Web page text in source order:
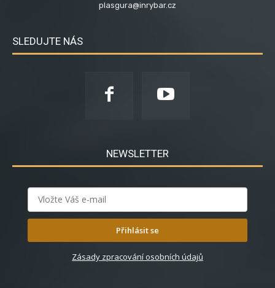
plasgura@inrybar.cz
SLEDUJTE NÁS
NEWSLETTER
Přihlásit se
Zásady zpracování osobních údajů